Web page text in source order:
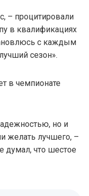
– процитировали
в квалификациях
с каждым
сезон».
в чемпионате
но и
желать лучшего, –
думал, что шестое